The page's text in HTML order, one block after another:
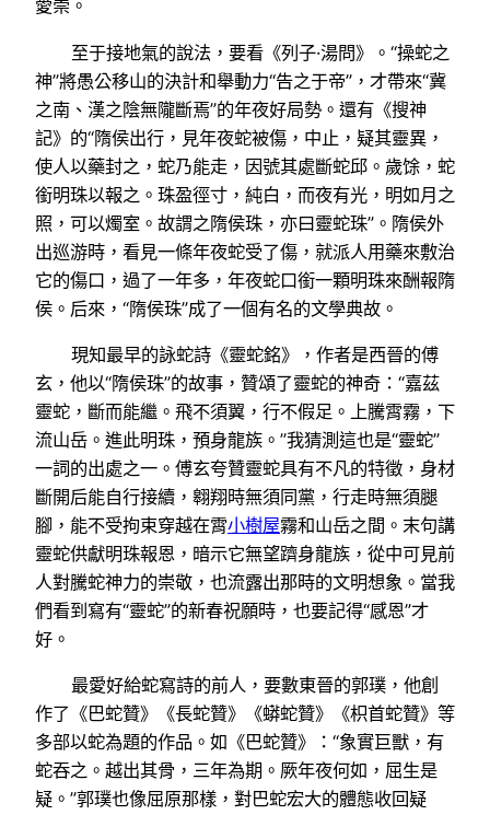
愛崇。
至于接地氣的說法，要看《列子·湯問》。“操蛇之
神”將愚公移山的決計和舉動力“告之于帝”，才帶來“冀
之南、漢之陰無隴斷焉”的年夜好局勢。還有《搜神
記》的“隋侯出行，見年夜蛇被傷，中止，疑其靈異，
使人以藥封之，蛇乃能走，因號其處斷蛇邱。歲馀，蛇
銜明珠以報之。珠盈徑寸，純白，而夜有光，明如月之
照，可以燭室。故謂之隋侯珠，亦曰靈蛇珠”。隋侯外
出巡游時，看見一條年夜蛇受了傷，就派人用藥來敷治
它的傷口，過了一年多，年夜蛇口銜一顆明珠來酬報隋
侯。后來，“隋侯珠”成了一個有名的文學典故。
現知最早的詠蛇詩《靈蛇銘》，作者是西晉的傅
玄，他以“隋侯珠”的故事，贊頌了靈蛇的神奇：“嘉茲
靈蛇，斷而能繼。飛不須翼，行不假足。上騰霄霧，下
流山岳。進此明珠，預身龍族。”我猜測這也是“靈蛇”
一詞的出處之一。傅玄夸贊靈蛇具有不凡的特徵，身材
斷開后能自行接續，翱翔時無須同黨，行走時無須腿
腳，能不受拘束穿越在霄小樹屋霧和山岳之間。末句講
靈蛇供獻明珠報恩，暗示它無望躋身龍族，從中可見前
人對騰蛇神力的崇敬，也流露出那時的文明想象。當我
們看到寫有“靈蛇”的新春祝願時，也要記得“感恩”才
好。
最愛好給蛇寫詩的前人，要數東晉的郭璞，他創
作了《巴蛇贊》《長蛇贊》《蟒蛇贊》《枳首蛇贊》等
多部以蛇為題的作品。如《巴蛇贊》：“象實巨獸，有
蛇吞之。越出其骨，三年為期。厥年夜何如，屈生是
疑。”郭璞也像屈原那樣，對巴蛇宏大的體態收回疑